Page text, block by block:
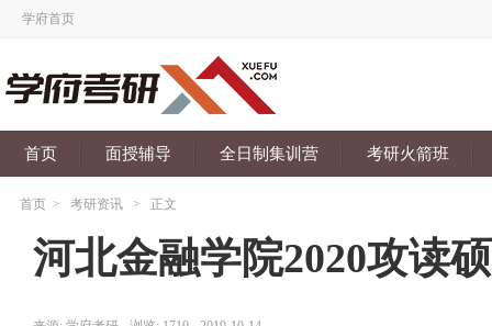
学府首页
首页 面授辅导 全日制集训营 考研火箭班
首页 > 考研资讯 > 正文
河北金融学院2020攻读